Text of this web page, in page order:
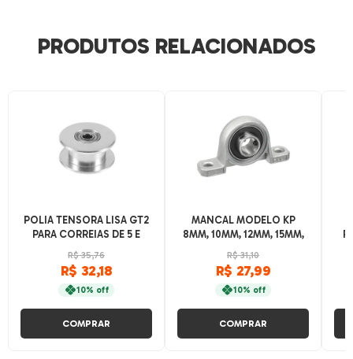
PRODUTOS RELACIONADOS
POLIA TENSORA LISA GT2
PARA CORREIAS DE 5 E
R$ 35,76
R$ 32,18
10% off
COMPRAR
MANCAL MODELO KP
8MM, 10MM, 12MM, 15MM,
R$ 31,10
R$ 27,99
10% off
COMPRAR